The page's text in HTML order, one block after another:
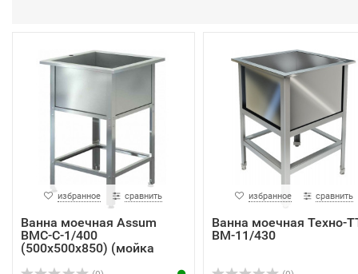
избранное сравнить
Ванна моечная Assum
ВМС-С-1/400
(500х500х850) (мойка
AISI...
избранное сравнить
Ванна моечная Техно-
ВМ-11/430